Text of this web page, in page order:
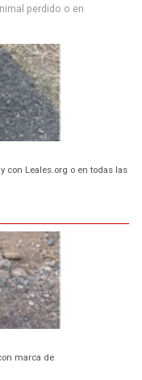
perdido o en
con Leales.org o en todas las
marca de